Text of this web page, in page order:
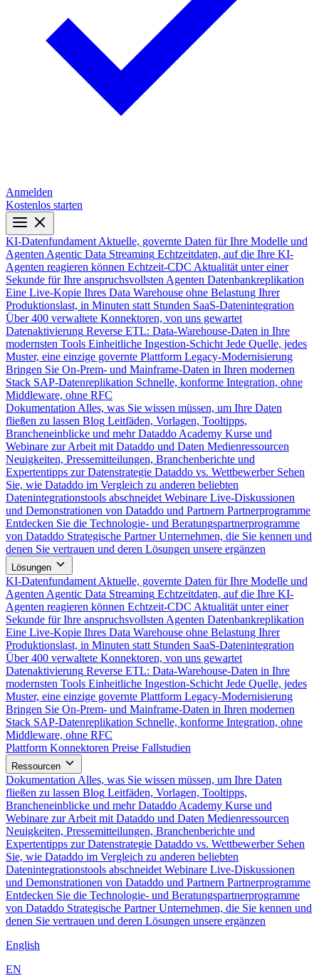
Anmelden
Kostenlos starten
KI-Datenfundament Aktuelle, governte Daten für Ihre Modelle und
Agenten Agentic Data Streaming Echtzeitdaten, auf die Ihre KI-
Agenten reagieren können Echtzeit-CDC Aktualität unter einer
Sekunde für Ihre anspruchsvollsten Agenten Datenbankreplikation
Eine Live-Kopie Ihres Data Warehouse ohne Belastung Ihrer
Produktionslast, in Minuten statt Stunden SaaS-Datenintegration
Über 400 verwaltete Konnektoren, von uns gewartet
Datenaktivierung Reverse ETL: Data-Warehouse-Daten in Ihre
modernsten Tools Einheitliche Ingestion-Schicht Jede Quelle, jedes
Muster, eine einzige governte Plattform Legacy-Modernisierung
Bringen Sie On-Prem- und Mainframe-Daten in Ihren modernen
Stack SAP-Datenreplikation Schnelle, konforme Integration, ohne
Middleware, ohne RFC
Dokumentation Alles, was Sie wissen müssen, um Ihre Daten
fließen zu lassen Blog Leitfäden, Vorlagen, Tooltipps,
Brancheneinblicke und mehr Dataddo Academy Kurse und
Webinare zur Arbeit mit Dataddo und Daten Medienressourcen
Neuigkeiten, Pressemitteilungen, Branchenberichte und
Expertentipps zur Datenstrategie Dataddo vs. Wettbewerber Sehen
Sie, wie Dataddo im Vergleich zu anderen beliebten
Datenintegrationstools abschneidet Webinare Live-Diskussionen
und Demonstrationen von Dataddo und Partnern Partnerprogramme
Entdecken Sie die Technologie- und Beratungspartnerprogramme
von Dataddo Strategische Partner Unternehmen, die Sie kennen und
denen Sie vertrauen und deren Lösungen unsere ergänzen
Lösungen
KI-Datenfundament Aktuelle, governte Daten für Ihre Modelle und
Agenten Agentic Data Streaming Echtzeitdaten, auf die Ihre KI-
Agenten reagieren können Echtzeit-CDC Aktualität unter einer
Sekunde für Ihre anspruchsvollsten Agenten Datenbankreplikation
Eine Live-Kopie Ihres Data Warehouse ohne Belastung Ihrer
Produktionslast, in Minuten statt Stunden SaaS-Datenintegration
Über 400 verwaltete Konnektoren, von uns gewartet
Datenaktivierung Reverse ETL: Data-Warehouse-Daten in Ihre
modernsten Tools Einheitliche Ingestion-Schicht Jede Quelle, jedes
Muster, eine einzige governte Plattform Legacy-Modernisierung
Bringen Sie On-Prem- und Mainframe-Daten in Ihren modernen
Stack SAP-Datenreplikation Schnelle, konforme Integration, ohne
Middleware, ohne RFC
Plattform Konnektoren Preise Fallstudien
Ressourcen
Dokumentation Alles, was Sie wissen müssen, um Ihre Daten
fließen zu lassen Blog Leitfäden, Vorlagen, Tooltipps,
Brancheneinblicke und mehr Dataddo Academy Kurse und
Webinare zur Arbeit mit Dataddo und Daten Medienressourcen
Neuigkeiten, Pressemitteilungen, Branchenberichte und
Expertentipps zur Datenstrategie Dataddo vs. Wettbewerber Sehen
Sie, wie Dataddo im Vergleich zu anderen beliebten
Datenintegrationstools abschneidet Webinare Live-Diskussionen
und Demonstrationen von Dataddo und Partnern Partnerprogramme
Entdecken Sie die Technologie- und Beratungspartnerprogramme
von Dataddo Strategische Partner Unternehmen, die Sie kennen und
denen Sie vertrauen und deren Lösungen unsere ergänzen
English
EN